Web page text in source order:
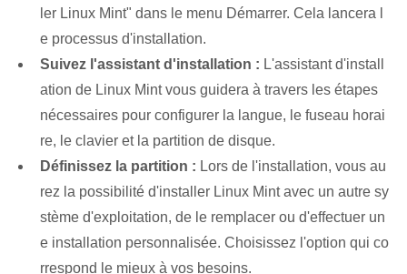
ler Linux Mint" dans le menu Démarrer. Cela lancera l
e processus d'installation.
Suivez l'assistant d'installation : L'assistant d'install
ation de Linux Mint vous guidera à travers les étapes
nécessaires pour configurer la langue, le fuseau horai
re, le clavier et la partition de disque.
Définissez la partition : Lors de l'installation, vous au
rez la possibilité d'installer Linux Mint avec un autre sy
stème d'exploitation, de le remplacer ou d'effectuer un
e installation personnalisée. Choisissez l'option qui co
rrespond le mieux à vos besoins.